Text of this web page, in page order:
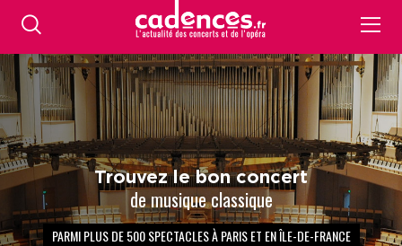
Trouvez le bon concert
de musique classique
PARMI PLUS DE 500 SPECTACLES À PARIS ET EN ÎLE-DE-FRANCE